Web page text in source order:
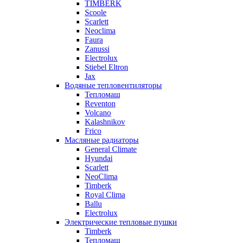
TIMBERK
Scoole
Scarlett
Neoclima
Faura
Zanussi
Electrolux
Stiebel Eltron
Jax
Водяные тепловентиляторы
Тепломаш
Reventon
Volcano
Kalashnikov
Frico
Масляные радиаторы
General Climate
Hyundai
Scarlett
NeoClima
Timberk
Royal Clima
Ballu
Electrolux
Электрические тепловые пушки
Timberk
Тепломаш